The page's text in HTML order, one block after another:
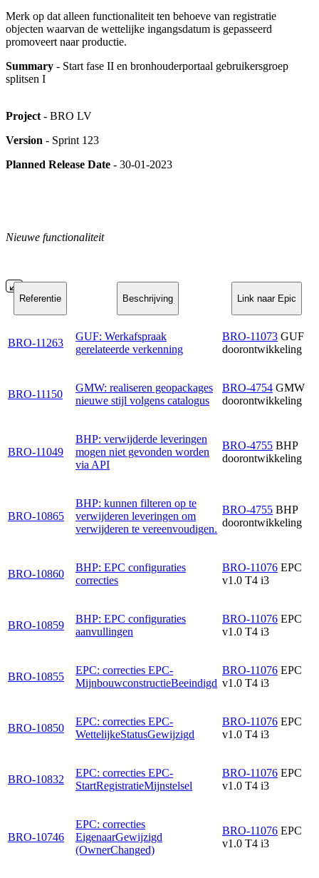
Merk op dat alleen functionaliteit ten behoeve van registratie
objecten waarvan de wettelijke ingangsdatum is gepasseerd
promoveert naar productie.
Summary - Start fase II en bronhouderportaal gebruikersgroep
splitsen I
Project - BRO LV
Version - Sprint 123
Planned Release Date - 30-01-2023
Nieuwe functionaliteit
Referentie Beschrijving Link naar Epic
BRO-11263
GUF: Werkafspraak
gerelateerde verkenning
BRO-11073 GUF
doorontwikkeling
BRO-11150
GMW: realiseren geopackages
nieuwe stijl volgens catalogus
BRO-4754 GMW
doorontwikkeling
BRO-11049
BHP: verwijderde leveringen
mogen niet gevonden worden
via API
BRO-4755 BHP
doorontwikkeling
BRO-10865
BHP: kunnen filteren op te
verwijderen leveringen om
verwijderen te vereenvoudigen.
BRO-4755 BHP
doorontwikkeling
BRO-10860
BHP: EPC configuraties
correcties
BRO-11076 EPC
v1.0 T4 i3
BRO-10859
BHP: EPC configuraties
aanvullingen
BRO-11076 EPC
v1.0 T4 i3
BRO-10855
EPC: correcties EPC-
MijnbouwconstructieBeeindigd
BRO-11076 EPC
v1.0 T4 i3
BRO-10850
EPC: correcties EPC-
WettelijkeStatusGewijzigd
BRO-11076 EPC
v1.0 T4 i3
BRO-10832
EPC: correcties EPC-
StartRegistratieMijnstelsel
BRO-11076 EPC
v1.0 T4 i3
BRO-10746
EPC: correcties
EigenaarGewijzigd
(OwnerChanged)
BRO-11076 EPC
v1.0 T4 i3